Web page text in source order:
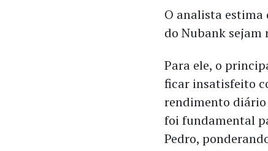
O analista estima
do Nubank sejam
Para ele, o
ficar insatisfeito
rendimento diário
foi fundamental
Pedro,